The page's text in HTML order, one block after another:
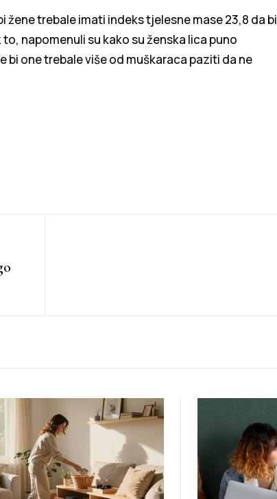
žene trebale imati indeks tjelesne mase 23,8 da bi
napomenuli su kako su ženska lica puno
one trebale više od muškaraca paziti da ne